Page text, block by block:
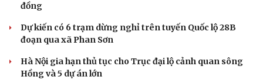
đồng
Dự kiến có 6 trạm dừng nghỉ trên tuyến Quốc lộ 28B
đoạn qua xã Phan Sơn
Hà Nội gia hạn thủ tục cho Trục đại lộ cảnh quan sông
Hồng và 5 dự án lớn